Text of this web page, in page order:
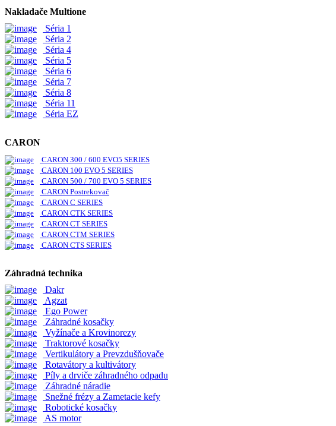
Nakladače Multione
Séria 1
Séria 2
Séria 4
Séria 5
Séria 6
Séria 7
Séria 8
Séria 11
Séria EZ
CARON
CARON 300 / 600 EVO5 SERIES
CARON 100 EVO 5 SERIES
CARON 500 / 700 EVO 5 SERIES
CARON Postrekovač
CARON C SERIES
CARON CTK SERIES
CARON CT SERIES
CARON CTM SERIES
CARON CTS SERIES
Záhradná technika
Dakr
Agzat
Ego Power
Záhradné kosačky
Vyžínače a Krovinorezy
Traktorové kosačky
Vertikulátory a Prevzdušňovače
Rotavátory a kultivátory
Píly a drviče záhradného odpadu
Záhradné náradie
Snežné frézy a Zametacie kefy
Robotické kosačky
AS motor